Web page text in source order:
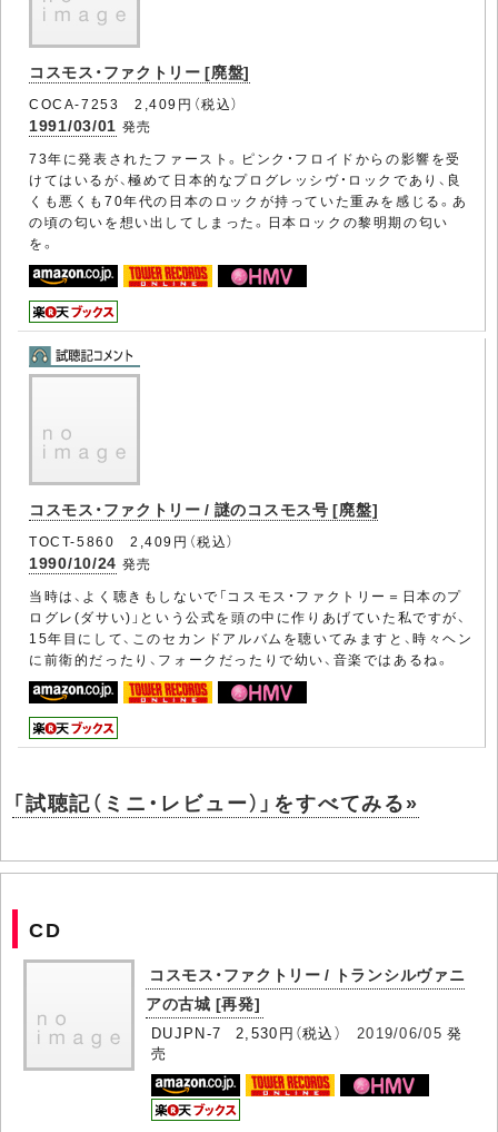
コスモス・ファクトリー [廃盤]
COCA-7253 2,409円（税込）
1991/03/01 発売
73年に発表されたファースト。ピンク・フロイドからの影響を受
けてはいるが、極めて日本的なプログレッシヴ・ロックであり、良
くも悪くも70年代の日本のロックが持っていた重みを感じる。あ
の頃の匂いを想い出してしまった。日本ロックの黎明期の匂い
を。
コスモス・ファクトリー / 謎のコスモス号 [廃盤]
TOCT-5860 2,409円（税込）
1990/10/24 発売
当時は、よく聴きもしないで「コスモス・ファクトリー＝日本のプ
ログレ(ダサい)」という公式を頭の中に作りあげていた私ですが、
15年目にして、このセカンドアルバムを聴いてみますと、時々ヘン
に前衛的だったり、フォークだったりで幼い、音楽ではあるね。
「試聴記（ミニ・レビュー）」をすべてみる»
CD
コスモス・ファクトリー / トランシルヴァニ
アの古城 [再発]
DUJPN-7 2,530円（税込） 2019/06/05 発
売